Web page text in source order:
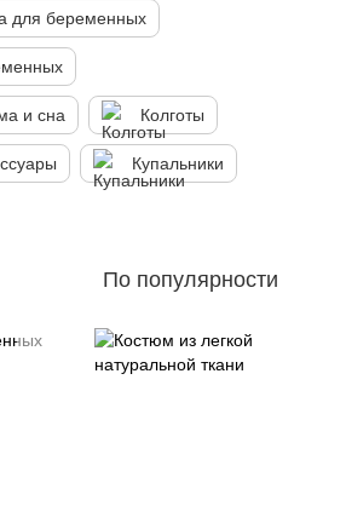
для беременных
и сна Колготы
Купальники
По популярности